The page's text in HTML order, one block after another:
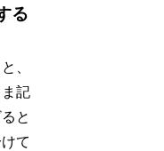
る
、
記
と
て